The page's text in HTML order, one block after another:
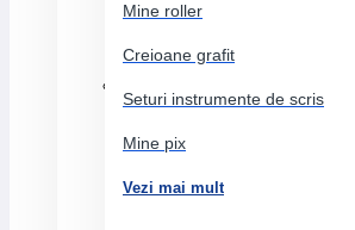
Mine roller
Creioane grafit
Seturi instrumente de scris
Mine pix
Vezi mai mult
Acuarele
Benzi non adezive